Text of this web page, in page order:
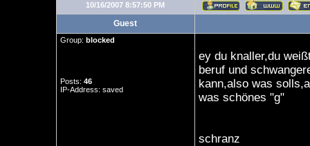
10/16/2007 8:57:50 PM
Guest
Group: blocked
Posts: 46
IP-Address: saved
ey du knaller,du
beruf und
kann,also was
was schönes "g"
schranz